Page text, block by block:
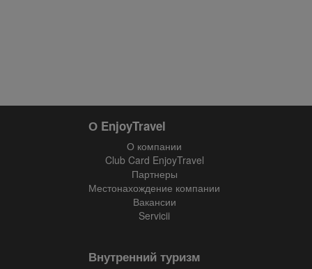
О EnjoyTravel
О компании
Club Card EnjoyTravel
Партнеры
Местонахождение компании
Вакансии
Servicii
Внутренний туризм